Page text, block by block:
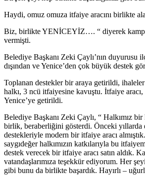
Haydi, omuz omuza itfaiye aracını birlikte
Biz, birlikte YENİCEYİZ…. “ diyerek
vermişti.
Belediye Başkanı Zeki Çaylı’nın duyurusu
dışından ve Yenice’den çok büyük destek
Toplanan destekler bir araya getirildi,
halkı, 3 ncü itfaiyesine kavuştu. İtfaiye
Yenice’ye getirildi.
Belediye Başkanı Zeki Çaylı, “ Halkımız bir
birlik, beraberliğini gösterdi. Önceki yıllarda
destekleriyle modern bir itfaiye aracı
saygıdeğer halkımızın katkılarıyla bu
destek verecek bir itfaiye aracı satın aldık.
vatandaşlarımıza teşekkür ediyorum. Her
gibi bunu da birlikte başardık. Hayırlı –